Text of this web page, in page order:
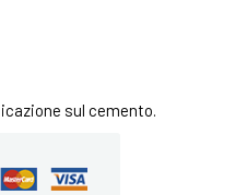
sul cemento.